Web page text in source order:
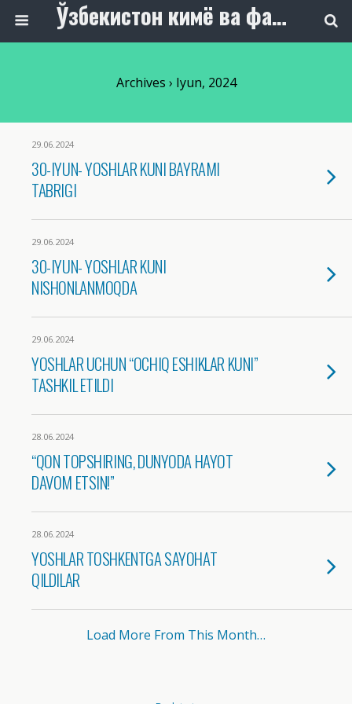
Ўзбекистон кимё ва фармацевтика саноати ходимлари касаба уюшмаси
Archives › Iyun, 2024
29.06.2024
30-IYUN- YOSHLAR KUNI BAYRAMI
TABRIGI
29.06.2024
30-IYUN- YOSHLAR KUNI
NISHONLANMOQDA
29.06.2024
YOSHLAR UCHUN “OCHIQ ESHIKLAR KUNI”
TASHKIL ETILDI
28.06.2024
“QON TOPSHIRING, DUNYODA HAYOT
DAVOM ETSIN!”
28.06.2024
YOSHLAR TOSHKENTGA SAYOHAT
QILDILAR
Load More From This Month…